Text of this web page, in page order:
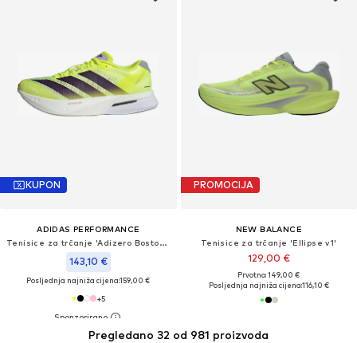
KUPON
ADIDAS PERFORMANCE
Tenisice za trčanje 'Adizero Boston 13'
143,10 €
Posljednja najniža cijena:159,00 €
+5
PROMOCIJA
NEW BALANCE
Tenisice za trčanje 'Ellipse v1'
129,00 €
Prvotno: 149,00 €
Posljednja najniža cijena:116,10 €
Pregledano 32 od 981 proizvoda